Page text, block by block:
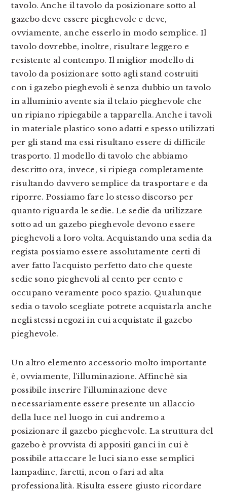
tavolo. Anche il tavolo da posizionare sotto al
gazebo deve essere pieghevole e deve,
ovviamente, anche esserlo in modo semplice. Il
tavolo dovrebbe, inoltre, risultare leggero e
resistente al contempo. Il miglior modello di
tavolo da posizionare sotto agli stand costruiti
con i gazebo pieghevoli è senza dubbio un tavolo
in alluminio avente sia il telaio pieghevole che
un ripiano ripiegabile a tapparella. Anche i tavoli
in materiale plastico sono adatti e spesso utilizzati
per gli stand ma essi risultano essere di difficile
trasporto. Il modello di tavolo che abbiamo
descritto ora, invece, si ripiega completamente
risultando davvero semplice da trasportare e da
riporre. Possiamo fare lo stesso discorso per
quanto riguarda le sedie. Le sedie da utilizzare
sotto ad un gazebo pieghevole devono essere
pieghevoli a loro volta. Acquistando una sedia da
regista possiamo essere assolutamente certi di
aver fatto l’acquisto perfetto dato che queste
sedie sono pieghevoli al cento per cento e
occupano veramente poco spazio. Qualunque
sedia o tavolo scegliate potrete acquistarla anche
negli stessi negozi in cui acquistate il gazebo
pieghevole.
Un altro elemento accessorio molto importante
è, ovviamente, l’illuminazione. Affinchè sia
possibile inserire l’illuminazione deve
necessariamente essere presente un allaccio
della luce nel luogo in cui andremo a
posizionare il gazebo pieghevole. La struttura del
gazebo è provvista di appositi ganci in cui è
possibile attaccare le luci siano esse semplici
lampadine, faretti, neon o fari ad alta
professionalità. Risulta essere giusto ricordare